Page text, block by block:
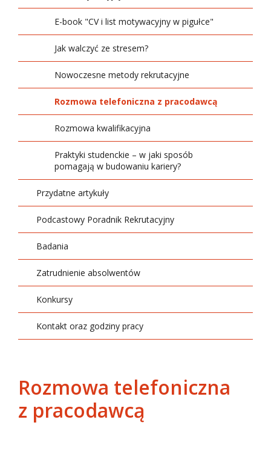
Przedsiębiorczości
XIV Targi Pracy i Praktyk Studenckich - Job
and Internship Fair
Fizjoterapia
Informatyka
Kosmetologia
Logistyka
Pedagogika
Pielęgniarstwo
Prawo
Psychologia
Ratownictwo medyczne
Transport
Zarządzanie
E-book "CV i list motywacyjny w pigułce"
Jak walczyć ze stresem?
Nowoczesne metody rekrutacyjne
Rozmowa telefoniczna z pracodawcą
Rozmowa kwalifikacyjna
Praktyki studenckie – w jaki sposób
pomagają w budowaniu kariery?
Przydatne artykuły
Podcastowy Poradnik Rekrutacyjny
Badania
Zatrudnienie absolwentów
Konkursy
Kontakt oraz godziny pracy
Rozmowa telefoniczna
z pracodawcą